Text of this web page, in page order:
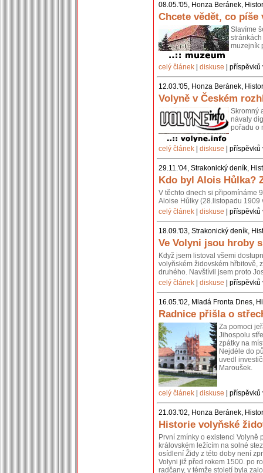
08.05.'05, Honza Beránek,
Chcete vědět, co
Slavíme
muzejník
celý článek diskuse |
12.03.'05, Honza Beránek,
Volyně v Českém
Skromný
návaly
pořadu o
celý článek diskuse |
29.11.'04, Strakonický deník,
Kdo byl Alois Hůlka?
V těchto dnech si připomínáme
Aloise Hůlky (28.listopadu 1909
celý článek
diskuse |
18.09.'03, Strakonický deník,
Ve Volyni jsou hroby
Když jsem listoval všemi
volyňském židovském hřbitově,
druhého. Navštívil jsem proto
celý článek
diskuse |
16.05.'02, Mladá Fronta Dnes,
Radnice přišla o
Za pomoci
Jihospolu
zpátky na
Nejdéle do
uvedl
Maroušek.
celý článek diskuse |
21.03.'02, Honza Beránek,
Historie volyňské
První zmínky o existenci Volyně
královském ležícím na solné
osídlení Židy z této doby není
Volyni již před rokem 1500. po
radčany, v témže století byla